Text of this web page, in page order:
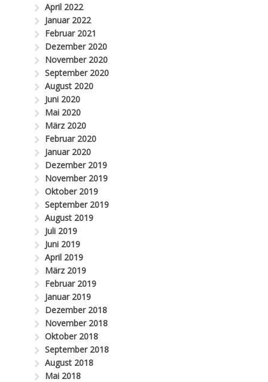
April 2022
Januar 2022
Februar 2021
Dezember 2020
November 2020
September 2020
August 2020
Juni 2020
Mai 2020
März 2020
Februar 2020
Januar 2020
Dezember 2019
November 2019
Oktober 2019
September 2019
August 2019
Juli 2019
Juni 2019
April 2019
März 2019
Februar 2019
Januar 2019
Dezember 2018
November 2018
Oktober 2018
September 2018
August 2018
Mai 2018